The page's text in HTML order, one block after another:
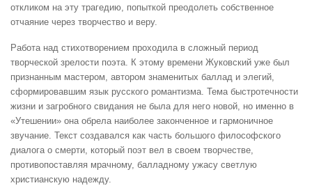
откликом на эту трагедию, попыткой преодолеть собственное
отчаяние через творчество и веру.
Работа над стихотворением проходила в сложный период
творческой зрелости поэта. К этому времени Жуковский уже был
признанным мастером, автором знаменитых баллад и элегий,
сформировавшим язык русского романтизма. Тема быстротечности
жизни и загробного свидания не была для него новой, но именно в
«Утешении» она обрела наиболее законченное и гармоничное
звучание. Текст создавался как часть большого философского
диалога о смерти, который поэт вел в своем творчестве,
противопоставляя мрачному, балладному ужасу светлую
христианскую надежду.